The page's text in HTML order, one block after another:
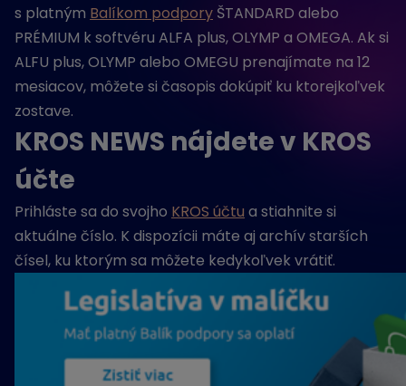
s platným Balíkom podpory ŠTANDARD alebo
PRÉMIUM k softvéru ALFA plus, OLYMP a OMEGA. Ak si
ALFU plus, OLYMP alebo OMEGU prenajímate na 12
mesiacov, môžete si časopis dokúpiť ku ktorejkoľvek
zostave.
KROS NEWS nájdete v KROS
účte
Prihláste sa do svojho KROS účtu a stiahnite si
aktuálne číslo. K dispozícii máte aj archív starších
čísel, ku ktorým sa môžete kedykoľvek vrátiť.